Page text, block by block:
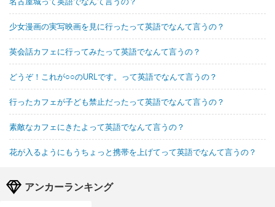
少女漫画の実写映画を見に行ったって英語でなんて言うの？
英会話カフェに行ってみたって英語でなんて言うの？
どうぞ！これが○○のURLです。って英語でなんて言うの？
行ったカフェが子ども禁止だったって英語でなんて言うの？
素敵なカフェにきたよって英語でなんて言うの？
花が入るようにもうちょっと携帯を上げてって英語でなんて言うの？
アンカーランキング